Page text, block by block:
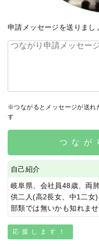
申請メッセージを送りまし
※つながるとメッセージが送れ
す
つなが
自己紹介
岐阜県、会社員48歳、両
供二人(高2長女、中1二女
部類では無いかも知れま
応援します！